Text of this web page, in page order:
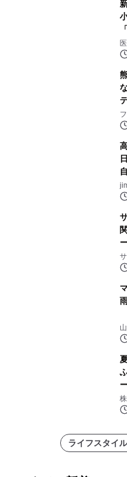
ライフスタイ